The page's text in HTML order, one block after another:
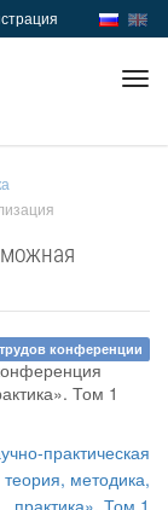
конференции
практическая
методика,
практика». Том 1